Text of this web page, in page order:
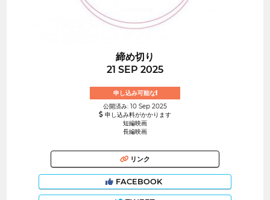
締め切り
21 SEP 2025
申し込み可能な!
公開済み: 10 Sep 2025
申し込み料がかかります
短編映画
長編映画
リンク
FACEBOOK